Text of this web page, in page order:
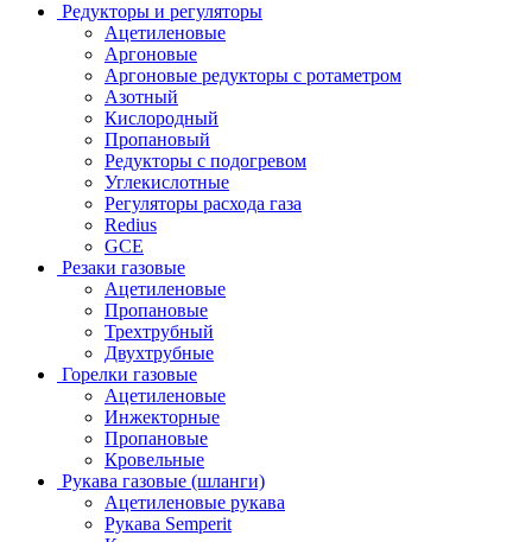
Редукторы и регуляторы
Ацетиленовые
Аргоновые
Аргоновые редукторы с ротаметром
Азотный
Кислородный
Пропановый
Редукторы с подогревом
Углекислотные
Регуляторы расхода газа
Redius
GCE
Резаки газовые
Ацетиленовые
Пропановые
Трехтрубный
Двухтрубные
Горелки газовые
Ацетиленовые
Инжекторные
Пропановые
Кровельные
Рукава газовые (шланги)
Ацетиленовые рукава
Рукава Semperit